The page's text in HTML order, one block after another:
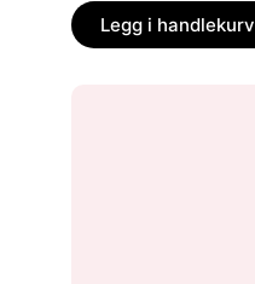
Legg i handlekurv